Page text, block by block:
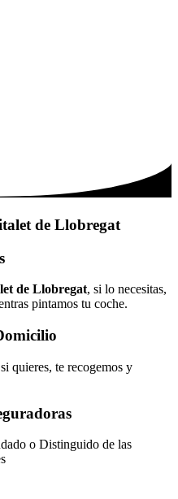
de Llobregat
de Llobregat, si lo necesitas,
pintamos tu coche.
quieres, te recogemos y
o Distinguido de las